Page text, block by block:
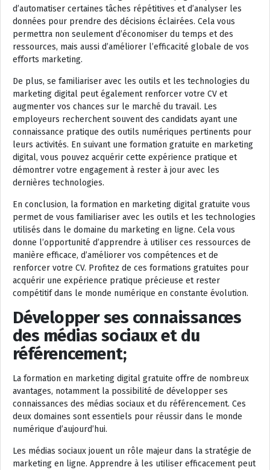
d’automatiser certaines tâches répétitives et d’analyser les
données pour prendre des décisions éclairées. Cela vous
permettra non seulement d’économiser du temps et des
ressources, mais aussi d’améliorer l’efficacité globale de vos
efforts marketing.
De plus, se familiariser avec les outils et les technologies du
marketing digital peut également renforcer votre CV et
augmenter vos chances sur le marché du travail. Les
employeurs recherchent souvent des candidats ayant une
connaissance pratique des outils numériques pertinents pour
leurs activités. En suivant une formation gratuite en marketing
digital, vous pouvez acquérir cette expérience pratique et
démontrer votre engagement à rester à jour avec les
dernières technologies.
En conclusion, la formation en marketing digital gratuite vous
permet de vous familiariser avec les outils et les technologies
utilisés dans le domaine du marketing en ligne. Cela vous
donne l’opportunité d’apprendre à utiliser ces ressources de
manière efficace, d’améliorer vos compétences et de
renforcer votre CV. Profitez de ces formations gratuites pour
acquérir une expérience pratique précieuse et rester
compétitif dans le monde numérique en constante évolution.
Développer ses connaissances
des médias sociaux et du
référencement;
La formation en marketing digital gratuite offre de nombreux
avantages, notamment la possibilité de développer ses
connaissances des médias sociaux et du référencement. Ces
deux domaines sont essentiels pour réussir dans le monde
numérique d’aujourd’hui.
Les médias sociaux jouent un rôle majeur dans la stratégie de
marketing en ligne. Apprendre à les utiliser efficacement peut